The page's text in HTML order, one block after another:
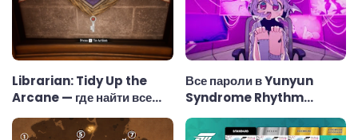
Librarian: Tidy Up the
Arcane — где найти все
ключи
Все пароли в Yunyun
Syndrome Rhythm
Psychosis